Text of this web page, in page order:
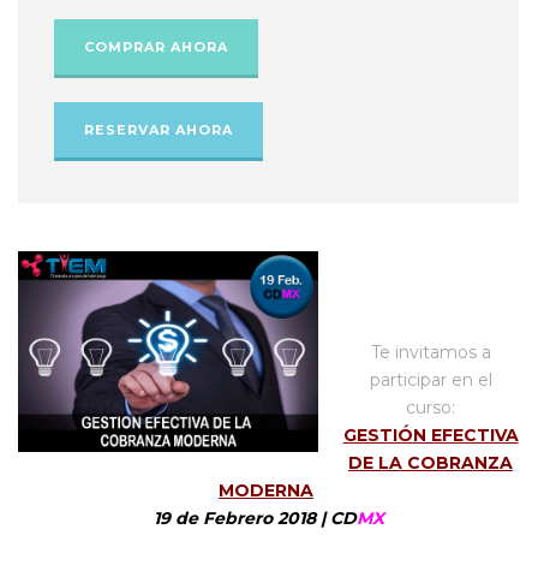
COMPRAR AHORA
RESERVAR AHORA
Te invitamos a
participar en el
curso:
GESTIÓN EFECTIVA
DE LA COBRANZA
MODERNA
19 de Febrero 2018 | CDMX